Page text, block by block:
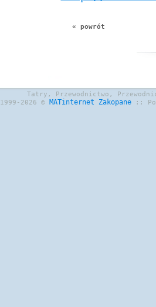
« powrót
Tatry, Przewodnictwo,
1999-2026 © MATinternet Zakopane ::